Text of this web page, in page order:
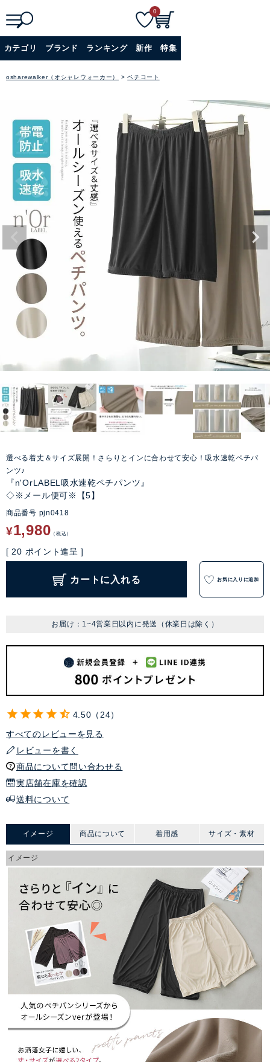
詳細検索
0
カテゴリ ブランド ランキング 新作 特集
osharewalker（オシャレウォーカー） ペチコート
選べる着丈＆サイズ展開！さらりとインに合わせて安心！吸水速乾ペチパ
ンツ♪
『n'OrLABEL吸水速乾ペチパンツ』
◇※メール便可※【5】
商品番号 pjn0418
¥1,980 税込
[ 20 ポイント進呈 ]
カートに入れる お気に入りに追加
お届け：1~4営業日以内に発送（休業日は除く）
4.50
24
すべてのレビューを見る
レビューを書く
商品について問い合わせる
実店舗在庫を確認
送料について
イメージ 商品について 着用感 サイズ・素材
イメージ